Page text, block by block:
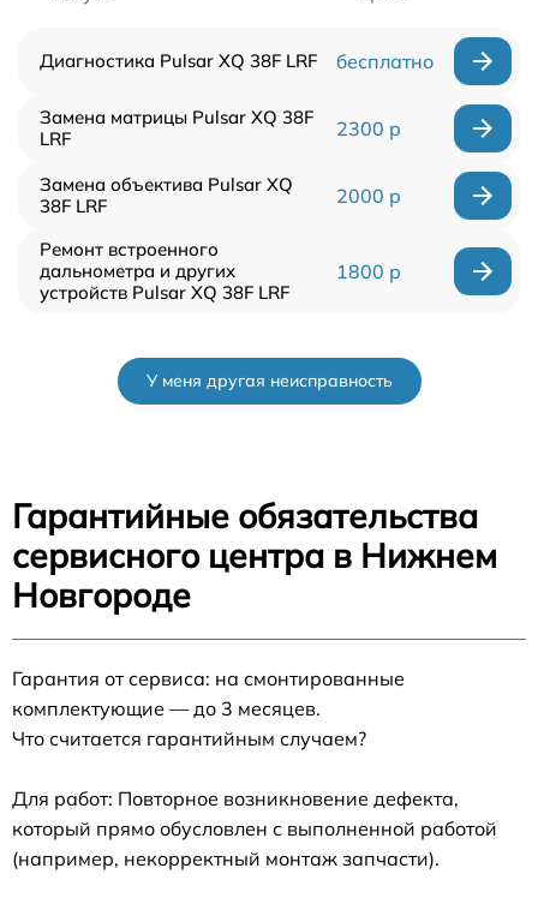
Диагностика Pulsar XQ 38F LRF бесплатно
Замена матрицы Pulsar XQ 38F
LRF
2300 р
Замена объектива Pulsar XQ
38F LRF
2000 р
Ремонт встроенного
дальнометра и других
устройств Pulsar XQ 38F LRF
1800 р
У меня другая неисправность
Гарантийные обязательства
сервисного центра в Нижнем
Новгороде
Гарантия от сервиса: на смонтированные
комплектующие — до 3 месяцев.
Что считается гарантийным случаем?
Для работ: Повторное возникновение дефекта,
который прямо обусловлен с выполненной работой
(например, некорректный монтаж запчасти).